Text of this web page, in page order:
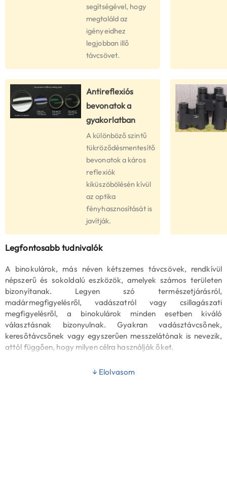
segítségével, hogy
megtaláld az
igényeidhez
legjobban illő
távcsövet.
Antireflexiós
bevonatok a
gyakorlatban
A különböző szintű
tükröződésmentesítő
bevonatok a káros
reflexiók
kiküszöbölésén kívül
az optika
fényhasznosítását is
javítják.
Legfontosabb tudnivalók
A binokulárok, más néven kétszemes távcsövek, rendkívül
népszerű és sokoldalú eszközök, amelyek számos területen
bizonyítanak. Legyen szó természetjárásról,
madármegfigyelésről, vadászatról vagy csillagászati
megfigyelésről, a binokulárok minden esetben kiváló
választásnak bizonyulnak. Gyakran vadásztávcsőnek,
keresőtávcsőnek vagy egyszerűen messzelátónak is nevezik,
attól függően, hogy milyen célra használják őket.
↓ Elolvasom